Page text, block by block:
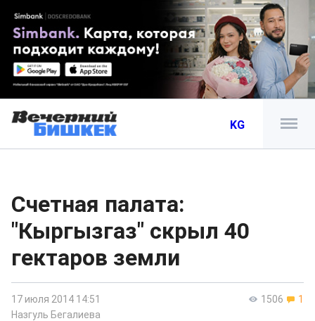
KG
Счетная палата:
"Кыргызгаз" скрыл 40
гектаров земли
1506 1
17 июля 2014 14:51
Назгуль Бегалиева